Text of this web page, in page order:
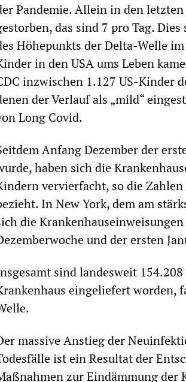
Pandemie. Allein in den
das sind 7 pro Tag.
Höhepunkts der Delta-Welle
in den USA ums Leben
inzwischen 1.127 US-Kinder
der Verlauf als „mild“
Long Covid.
Anfang Dezember der
haben sich die
vervierfacht, so die Zahlen
In New York, dem am
die
und der ersten
sind landesweit
eingeliefert worden,
massive Anstieg der
ist ein Resultat der
zur Eindämmung der